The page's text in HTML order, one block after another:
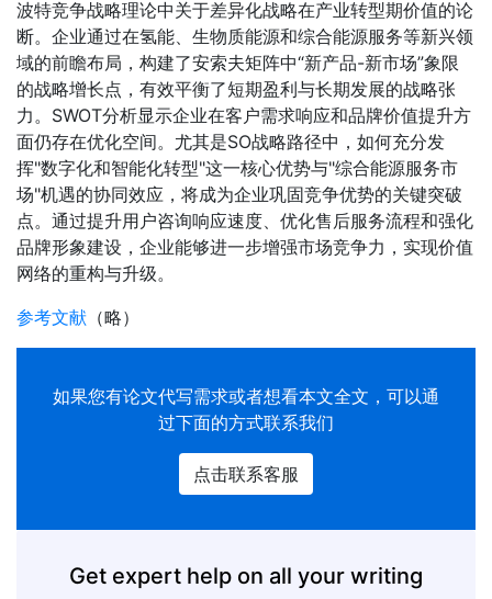
波特竞争战略理论中关于差异化战略在产业转型期价值的论
断。企业通过在氢能、生物质能源和综合能源服务等新兴领
域的前瞻布局，构建了安索夫矩阵中“新产品-新市场”象限
的战略增长点，有效平衡了短期盈利与长期发展的战略张
力。SWOT分析显示企业在客户需求响应和品牌价值提升方
面仍存在优化空间。尤其是SO战略路径中，如何充分发
挥"数字化和智能化转型"这一核心优势与"综合能源服务市
场"机遇的协同效应，将成为企业巩固竞争优势的关键突破
点。通过提升用户咨询响应速度、优化售后服务流程和强化
品牌形象建设，企业能够进一步增强市场竞争力，实现价值
网络的重构与升级。
参考文献 （略）
如果您有论文代写需求或者想看本文全文，可以通
过下面的方式联系我们
点击联系客服
Get expert help on all your writing